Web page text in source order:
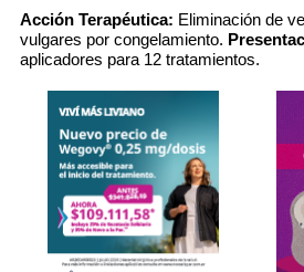
Acción Terapéutica: Eliminación de
vulgares por congelamiento.
aplicadores para 12 tratamientos.